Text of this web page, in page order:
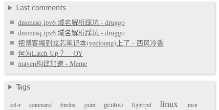
Last comments
dnsmasq ipv6 域名解析踩坑 - druggo
dnsmasq ipv6 域名解析踩坑 - druggo
把博客搬到龙芯笔记本(yeeloong)上了 - 西风冷香
何为Latch-Up ？ - OY
maven构建加速 - Meme
Tags
cd-r
command firefox gaim gentoo lighttpd linux
msn